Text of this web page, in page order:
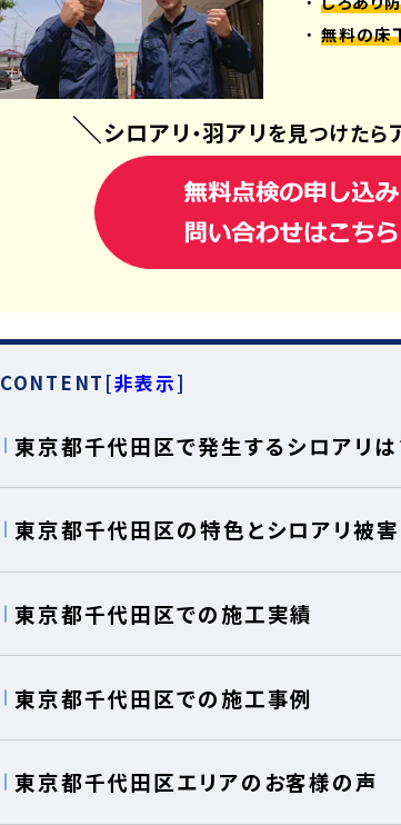
・ 無料の床
＼シロアリ・羽アリを見つけたら
CONTENT [非表示]
東京都千代田区で発生するシロアリは
東京都千代田区の特色とシロアリ被害
東京都千代田区での施工実績
東京都千代田区での施工事例
東京都千代田区エリアのお客様の声